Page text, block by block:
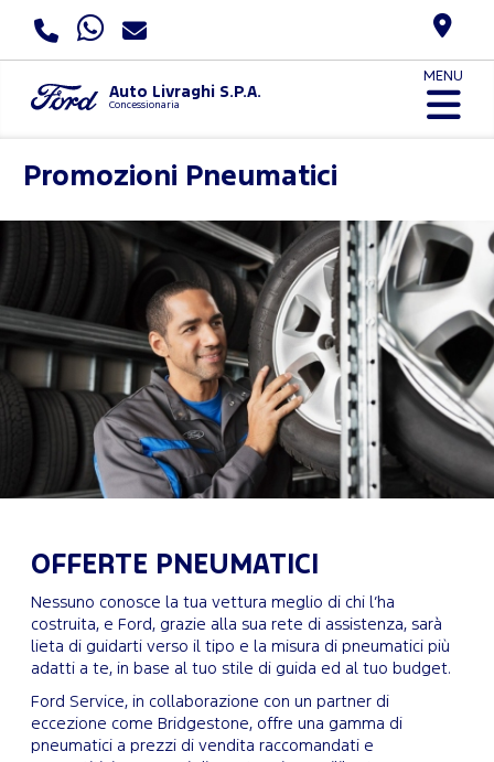
Auto Livraghi S.P.A.
Concessionaria
MENU
Promozioni Pneumatici
OFFERTE PNEUMATICI
Nessuno conosce la tua vettura meglio di chi l’ha
costruita, e Ford, grazie alla sua rete di assistenza, sarà
lieta di guidarti verso il tipo e la misura di pneumatici più
adatti a te, in base al tuo stile di guida ed al tuo budget.
Ford Service, in collaborazione con un partner di
eccezione come Bridgestone, offre una gamma di
pneumatici a prezzi di vendita raccomandati e